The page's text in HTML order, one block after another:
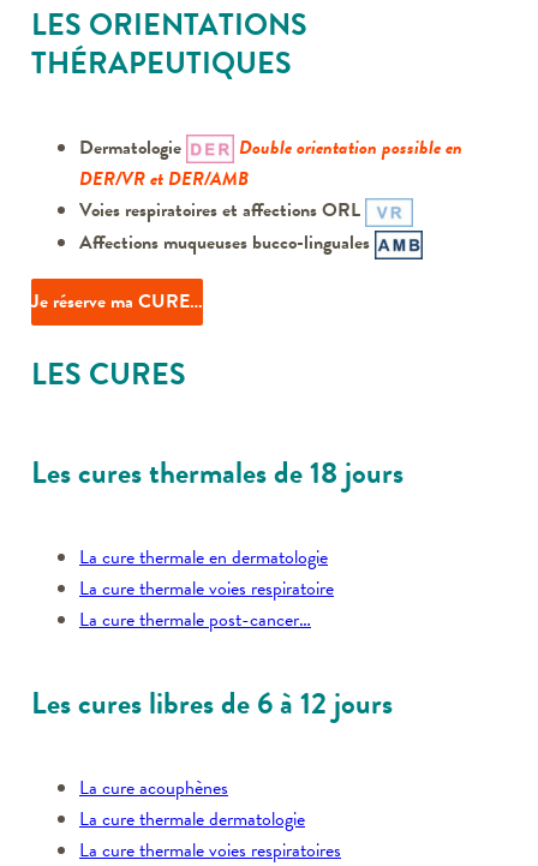
LES ORIENTATIONS
THÉRAPEUTIQUES
Dermatologie
Double orientation possible en
DER/VRetDER/AMB
Voies respiratoires et affections ORL
Affections muqueuses bucco-linguales
Je réserve ma CURE…
LES CURES
Les cures thermales de 18 jours
La cure thermale en dermatologie
La cure thermale voies respiratoire
La cure thermale post-cancer…
Les cures libres de 6 à 12 jours
La cure acouphènes
La cure thermale dermatologie
La cure thermale voies respiratoires